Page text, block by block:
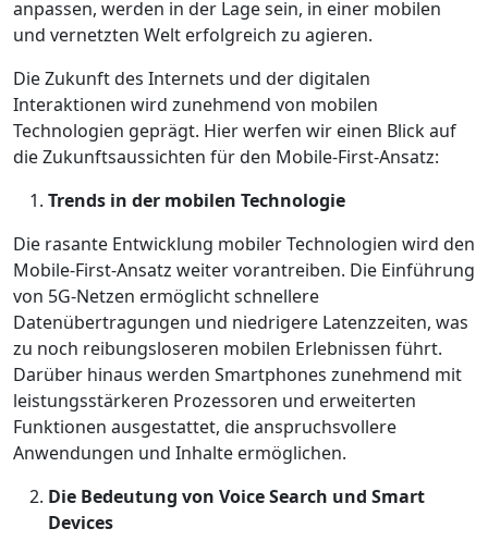
anpassen, werden in der Lage sein, in einer mobilen
und vernetzten Welt erfolgreich zu agieren.
Die Zukunft des Internets und der digitalen
Interaktionen wird zunehmend von mobilen
Technologien geprägt. Hier werfen wir einen Blick auf
die Zukunftsaussichten für den Mobile-First-Ansatz:
Trends in der mobilen Technologie
Die rasante Entwicklung mobiler Technologien wird den
Mobile-First-Ansatz weiter vorantreiben. Die Einführung
von 5G-Netzen ermöglicht schnellere
Datenübertragungen und niedrigere Latenzzeiten, was
zu noch reibungsloseren mobilen Erlebnissen führt.
Darüber hinaus werden Smartphones zunehmend mit
leistungsstärkeren Prozessoren und erweiterten
Funktionen ausgestattet, die anspruchsvollere
Anwendungen und Inhalte ermöglichen.
Die Bedeutung von Voice Search und Smart
Devices